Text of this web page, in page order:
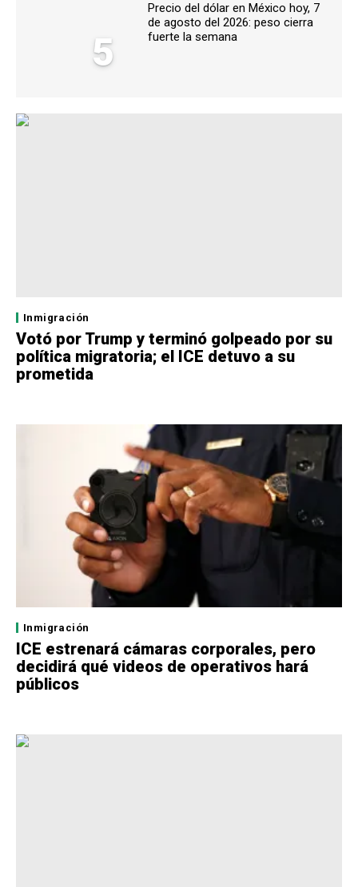
5
Precio del dólar en México hoy, 7
de agosto del 2026: peso cierra
fuerte la semana
Inmigración
Votó por Trump y terminó golpeado por su
política migratoria; el ICE detuvo a su
prometida
Inmigración
ICE estrenará cámaras corporales, pero
decidirá qué videos de operativos hará
públicos